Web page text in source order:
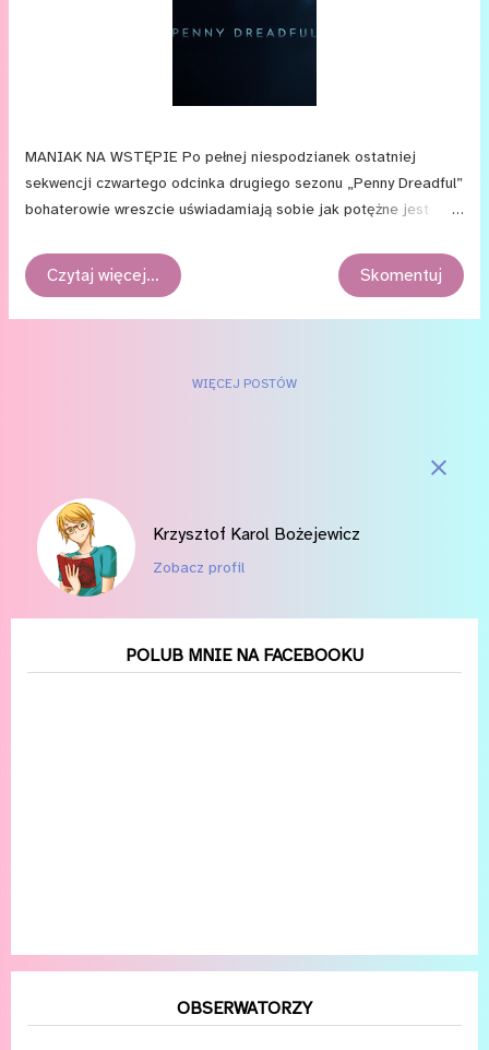
sir Malcolma Murraya.
MANIAK NA WSTĘPIE Po pełnej niespodzianek ostatniej
sekwencji czwartego odcinka drugiego sezonu „Penny Dreadful”
bohaterowie wreszcie uświadamiają sobie jak potężne jest
zabezpieczyć. Problem jednak w tym, że czasem wróg znajduje
się znacznie bliżej, niż mogłoby się wydawać... Piąty odcinek
jasno daje do zrozumienia, w jakim kierunku chce podążyć i
Czytaj więcej… Skomentuj
WIĘCEJ POSTÓW
Krzysztof Karol Bożejewicz
Zobacz profil
POLUB MNIE NA FACEBOOKU
OBSERWATORZY